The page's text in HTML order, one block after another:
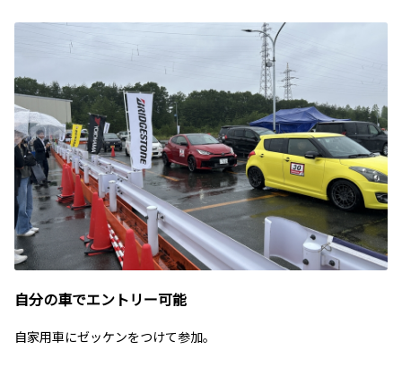
自分の車でエントリー可能
自家用車にゼッケンをつけて参加。